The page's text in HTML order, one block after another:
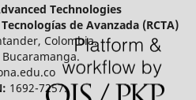
Technologies
de Avanzada (RCTA)
Colombia.
1692-7257.